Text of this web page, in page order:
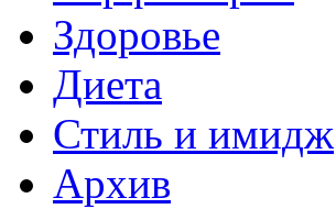
Здоровье
Диета
Стиль и имидж
Архив